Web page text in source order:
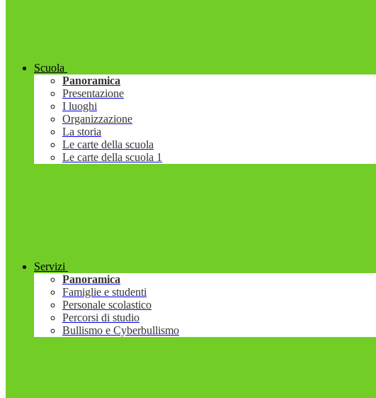
Scuola
Panoramica
Presentazione
I luoghi
Organizzazione
La storia
Le carte della scuola
Le carte della scuola 1
Servizi
Panoramica
Famiglie e studenti
Personale scolastico
Percorsi di studio
Bullismo e Cyberbullismo